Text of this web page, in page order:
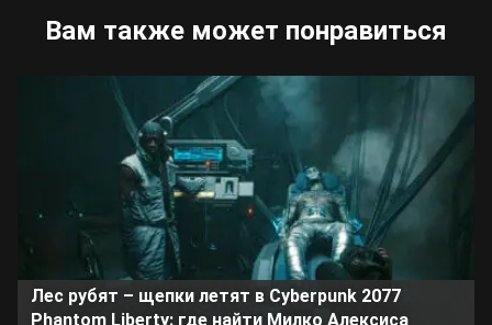
Вам также может понравиться
Лес рубят – щепки летят в Cyberpunk 2077
Phantom Liberty: где найти Милко Алексиса